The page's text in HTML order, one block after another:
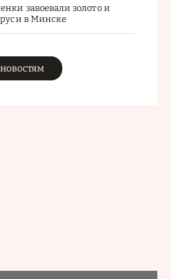
завоевали золото и
в Минске